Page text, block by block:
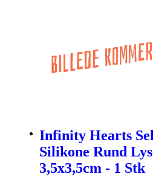
Infinity Hearts
Silikone Rund
3,5x3,5cm - 1 Stk